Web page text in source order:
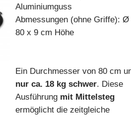
Aluminiumguss
Abmessungen (ohne Griffe): Ø
80 x 9 cm Höhe
Ein Durchmesser von 80 cm
nur ca. 18 kg schwer. Diese
Ausführung mit Mittelsteg
ermöglicht die zeitgleiche